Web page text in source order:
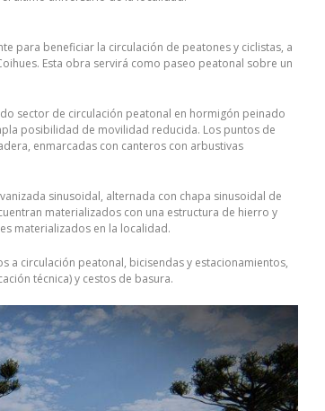
para beneficiar la circulación de peatones y ciclistas, a
Esta obra servirá como paseo peatonal sobre un
sector de circulación peatonal en hormigón peinado
posibilidad de movilidad reducida. Los puntos de
enmarcadas con canteros con arbustivas
sinusoidal, alternada con chapa sinusoidal de
materializados con una estructura de hierro y
materializados en la localidad.
a circulación peatonal, bicisendas y estacionamientos,
técnica) y cestos de basura.